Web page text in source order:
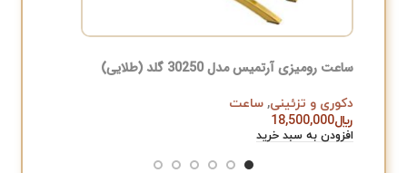
ساعت رومیزی آرتمیس مدل 30250 گلد (طلایی)
دکوری و تزئینی, ساعت
﷼18,500,000
افزودن به سبد خرید